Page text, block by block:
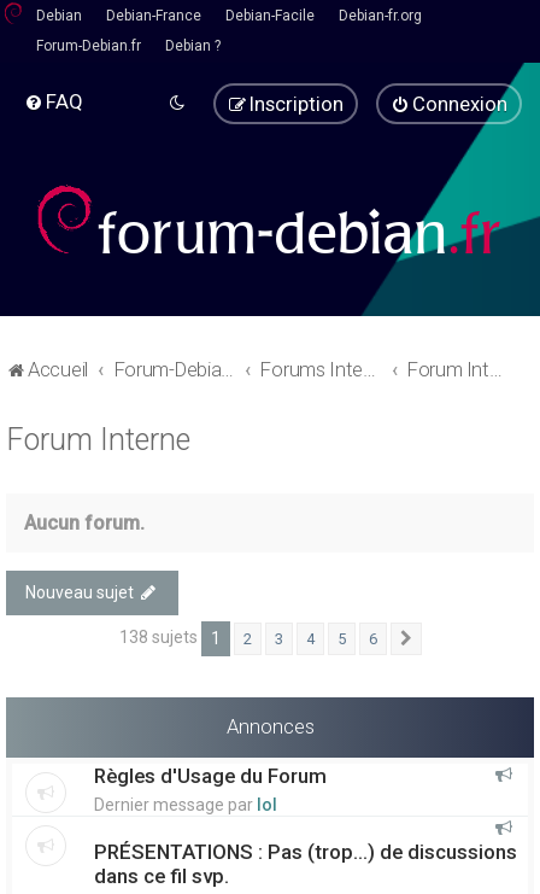
Debian Debian-France Debian-Facile
Debian-fr.org
Forum-Debian.fr
Debian ?
FAQ Connexion
Inscription
Accueil Forum-Debian.fr Forums Internes Forum Interne
Forum Interne
Aucun forum.
Nouveau sujet
138 sujets 1 2 3 4 5 6
Annonces
Règles d'Usage du Forum
Dernier message par lol
PRÉSENTATIONS : Pas (trop...) de discussions
dans ce fil svp.